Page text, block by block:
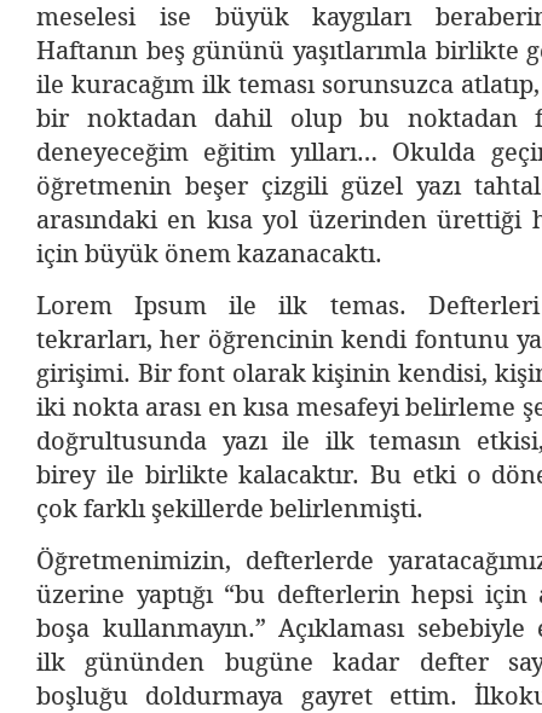
meselesi ise büyük kaygıları
Haftanın beş gününü yaşıtlarımla birlikte
ile kuracağım ilk teması sorunsuzca
bir noktadan dahil olup bu noktadan
deneyeceğim eğitim yılları… Okulda
öğretmenin beşer çizgili güzel yazı
arasındaki en kısa yol üzerinden ürettiği
için büyük önem kazanacaktı.
Lorem Ipsum ile ilk temas.
tekrarları, her öğrencinin kendi fontunu
girişimi. Bir font olarak kişinin kendisi,
iki nokta arası en kısa mesafeyi belirleme
doğrultusunda yazı ile ilk temasın
birey ile birlikte kalacaktır. Bu etki o
çok farklı şekillerde belirlenmişti.
Öğretmenimizin, defterlerde
üzerine yaptığı “bu defterlerin hepsi için
boşa kullanmayın.” Açıklaması sebebiyle
ilk gününden bugüne kadar defter
boşluğu doldurmaya gayret ettim.